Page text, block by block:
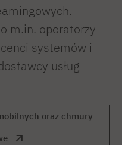
m.in. operatorzy
systemów i
usług
oraz chmury